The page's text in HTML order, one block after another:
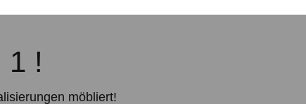
1 !
möbliert!